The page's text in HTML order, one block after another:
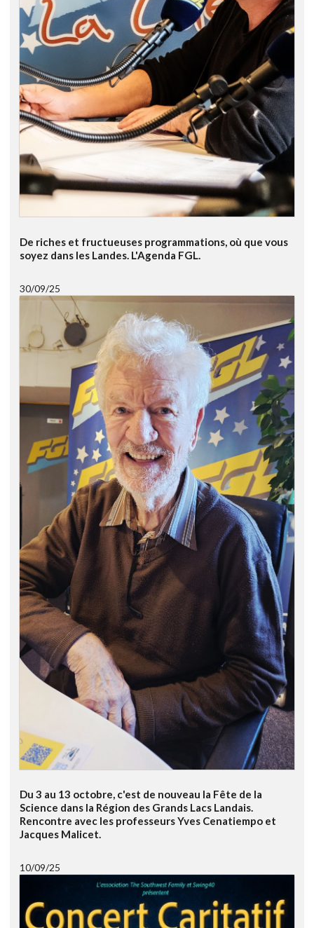
De riches et fructueuses programmations, où que vous
soyez dans les Landes. L'Agenda FGL.
30/09/25
Du 3 au 13 octobre, c'est de nouveau la Fête de la
Science dans la Région des Grands Lacs Landais.
Rencontre avec les professeurs Yves Cenatiempo et
Jacques Malicet.
10/09/25